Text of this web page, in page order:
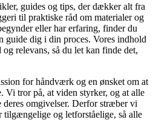
guides og tips, der dækker alt fra
til praktiske råd om materialer og
eller har erfaring, finder du
dig i din proces. Vores indhold
relevans, så du let kan finde det,
for håndværk og en ønsket om at
Vi tror på, at viden styrker, og at alle
omgivelser. Derfor stræber vi
tilgængelige og letforståelige, så alle